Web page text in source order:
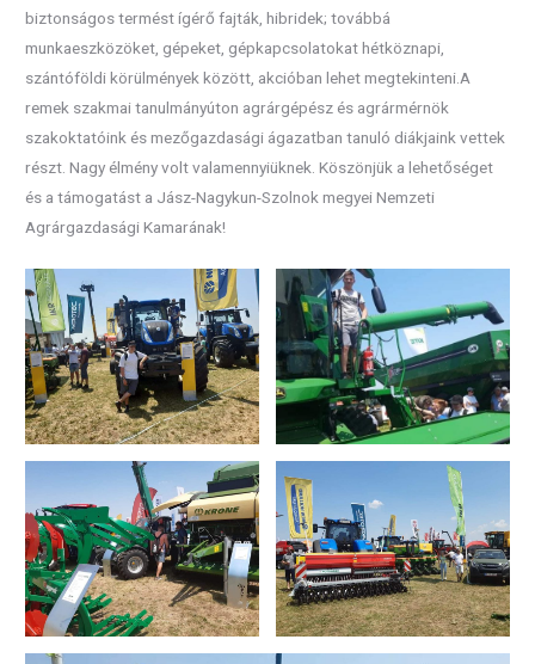
biztonságos termést ígérő fajták, hibridek; továbbá
munkaeszközöket, gépeket, gépkapcsolatokat hétköznapi,
szántóföldi körülmények között, akcióban lehet megtekinteni.A
remek szakmai tanulmányúton agrárgépész és agrármérnök
szakoktatóink és mezőgazdasági ágazatban tanuló diákjaink vettek
részt. Nagy élmény volt valamennyiüknek. Köszönjük a lehetőséget
és a támogatást a Jász-Nagykun-Szolnok megyei Nemzeti
Agrárgazdasági Kamarának!